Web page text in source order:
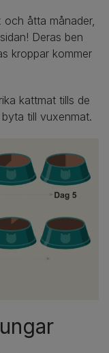
åtta månader,
Deras ben
kroppar kommer
kattmat tills de
till vuxenmat.